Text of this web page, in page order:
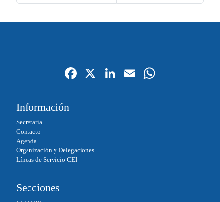
Fa
X
Li
E
Información
Secretaría
Contacto
Agenda
Organización y Delegaciones
Líneas de Servicio CEI
Secciones